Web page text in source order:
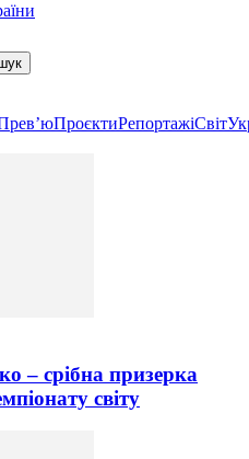
ПроєктиРепортажіСвіт
– срібна призерка
світу